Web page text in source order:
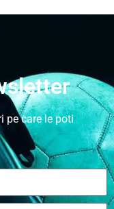
pe care le poti